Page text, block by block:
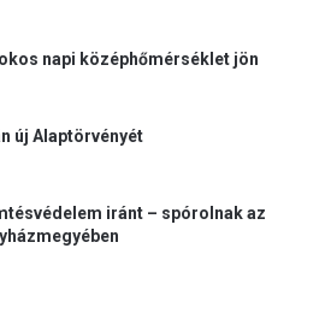
napi középhőmérséklet jön
új Alaptörvényét
iránt – spórolnak az